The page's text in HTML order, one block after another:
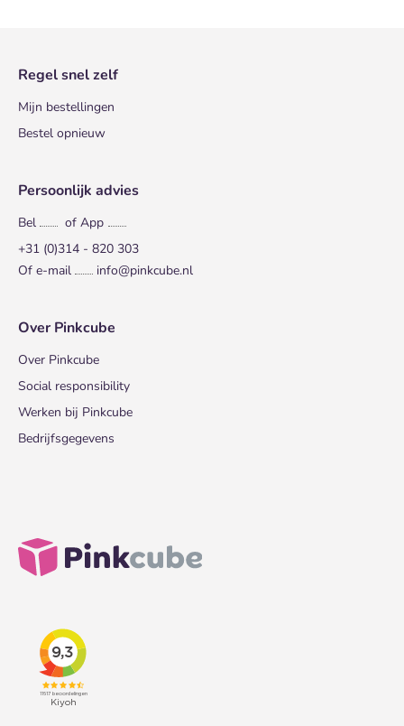
Regel snel zelf
Mijn bestellingen
Bestel opnieuw
Persoonlijk advies
Bel
of App
+31 (0)314 - 820 303
Of e-mail
info@pinkcube.nl
Over Pinkcube
Over Pinkcube
Social responsibility
Werken bij Pinkcube
Bedrijfsgegevens